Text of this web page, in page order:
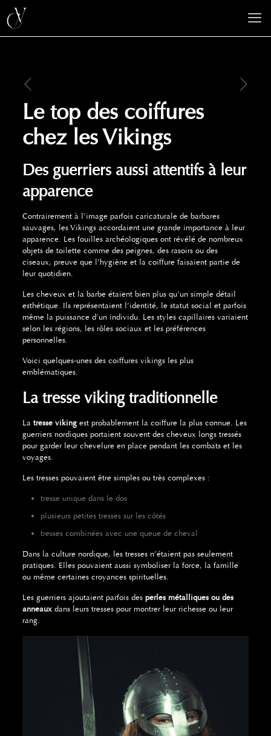
Le top des coiffures
chez les Vikings
Des guerriers aussi attentifs à leur
apparence
Contrairement à l’image parfois caricaturale de barbares
sauvages, les Vikings accordaient une grande importance à leur
apparence. Les fouilles archéologiques ont révélé de nombreux
objets de toilette comme des peignes, des rasoirs ou des
ciseaux, preuve que l’hygiène et la coiffure faisaient partie de
leur quotidien.
Les cheveux et la barbe étaient bien plus qu’un simple détail
esthétique. Ils représentaient l’identité, le statut social et parfois
même la puissance d’un individu. Les styles capillaires variaient
selon les régions, les rôles sociaux et les préférences
personnelles.
Voici quelques-unes des coiffures vikings les plus
emblématiques.
La tresse viking traditionnelle
La tresse vikingest probablement la coiffure la plus connue. Les
guerriers nordiques portaient souvent des cheveux longs tressés
pour garder leur chevelure en place pendant les combats et les
voyages.
Les tresses pouvaient être simples ou très complexes :
tresse unique dans le dos
plusieurs petites tresses sur les côtés
tresses combinées avec une queue de cheval
Dans la culture nordique, les tresses n’étaient pas seulement
pratiques. Elles pouvaient aussi symboliser la force, la famille
ou même certaines croyances spirituelles.
Les guerriers ajoutaient parfois des perles métalliques ou des
anneauxdans leurs tresses pour montrer leur richesse ou leur
rang.